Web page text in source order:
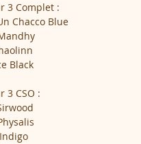
3 Complet :
Chacco Blue
Black
3 CSO :